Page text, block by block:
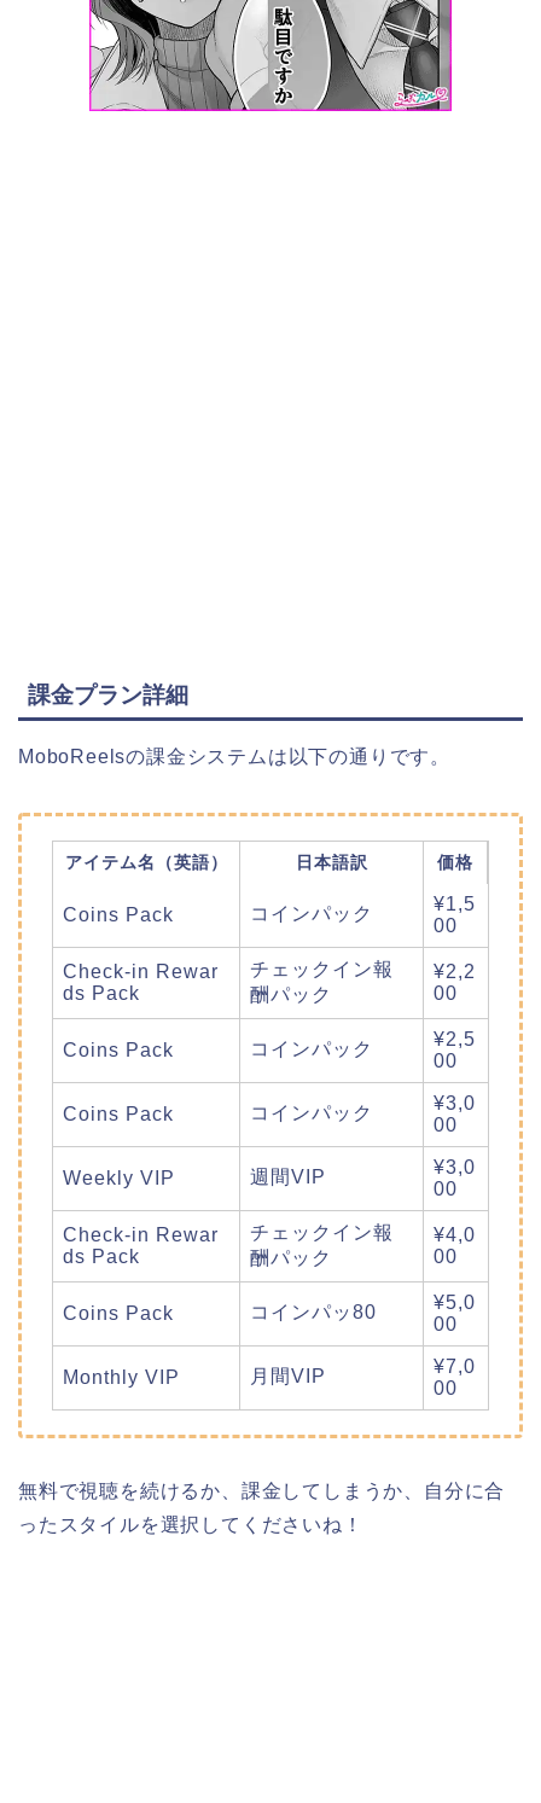
課金プラン詳細
MoboReelsの課金システムは以下の通りです。
アイテム名（英語） 日本語訳 価格
Coins Pack コインパック
¥1,5
00
Check-in Rewar
ds Pack
チェックイン報
酬パック
¥2,2
00
Coins Pack コインパック
¥2,5
00
Coins Pack コインパック
¥3,0
00
Weekly VIP 週間VIP
¥3,0
00
Check-in Rewar
ds Pack
チェックイン報
酬パック
¥4,0
00
Coins Pack コインパッ80
¥5,0
00
Monthly VIP 月間VIP
¥7,0
00
無料で視聴を続けるか、課金してしまうか、自分に合
ったスタイルを選択してくださいね！